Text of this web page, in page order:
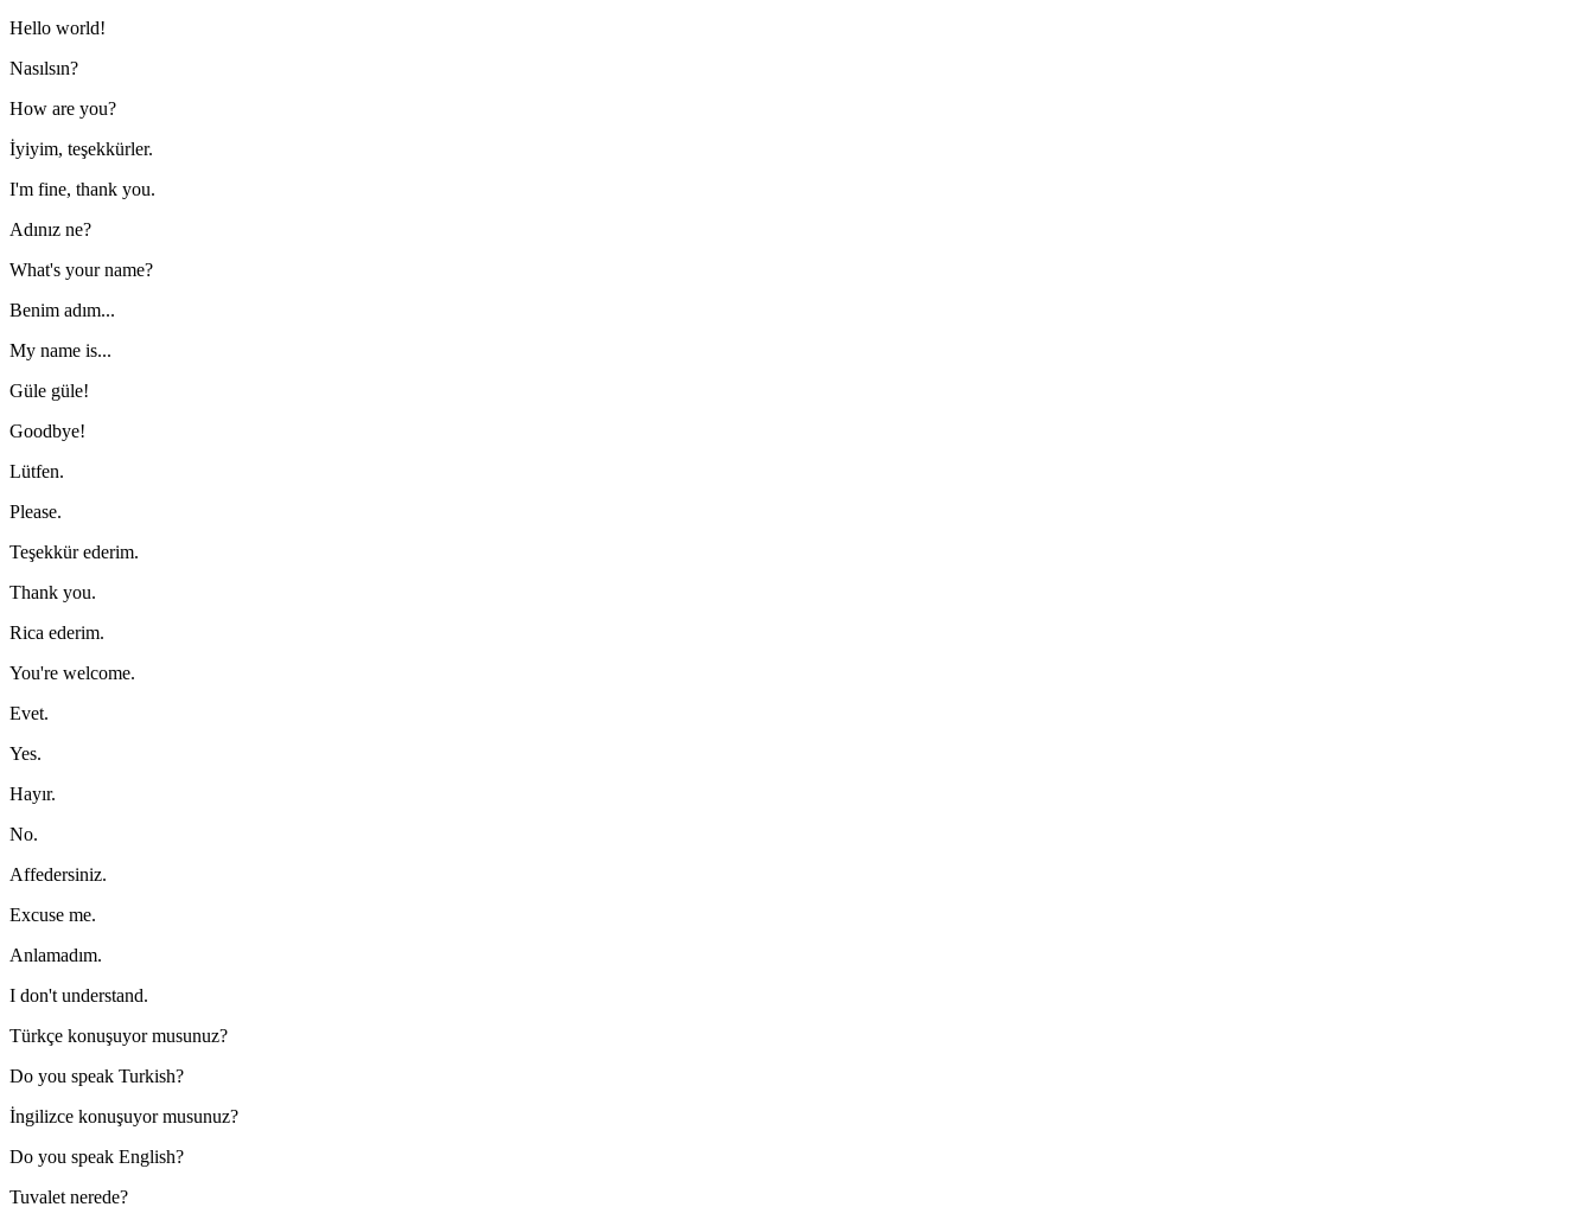
Hello world!
Nasılsın?
How are you?
İyiyim, teşekkürler.
I'm fine, thank you.
Adınız ne?
What's your name?
Benim adım...
My name is...
Güle güle!
Goodbye!
Lütfen.
Please.
Teşekkür ederim.
Thank you.
Rica ederim.
You're welcome.
Evet.
Yes.
Hayır.
No.
Affedersiniz.
Excuse me.
Anlamadım.
I don't understand.
Türkçe konuşuyor musunuz?
Do you speak Turkish?
İngilizce konuşuyor musunuz?
Do you speak English?
Tuvalet nerede?